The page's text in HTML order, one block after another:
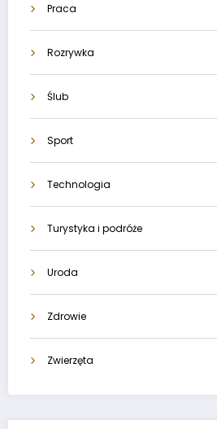
Praca
Rozrywka
Ślub
Sport
Technologia
Turystyka i podróże
Uroda
Zdrowie
Zwierzęta